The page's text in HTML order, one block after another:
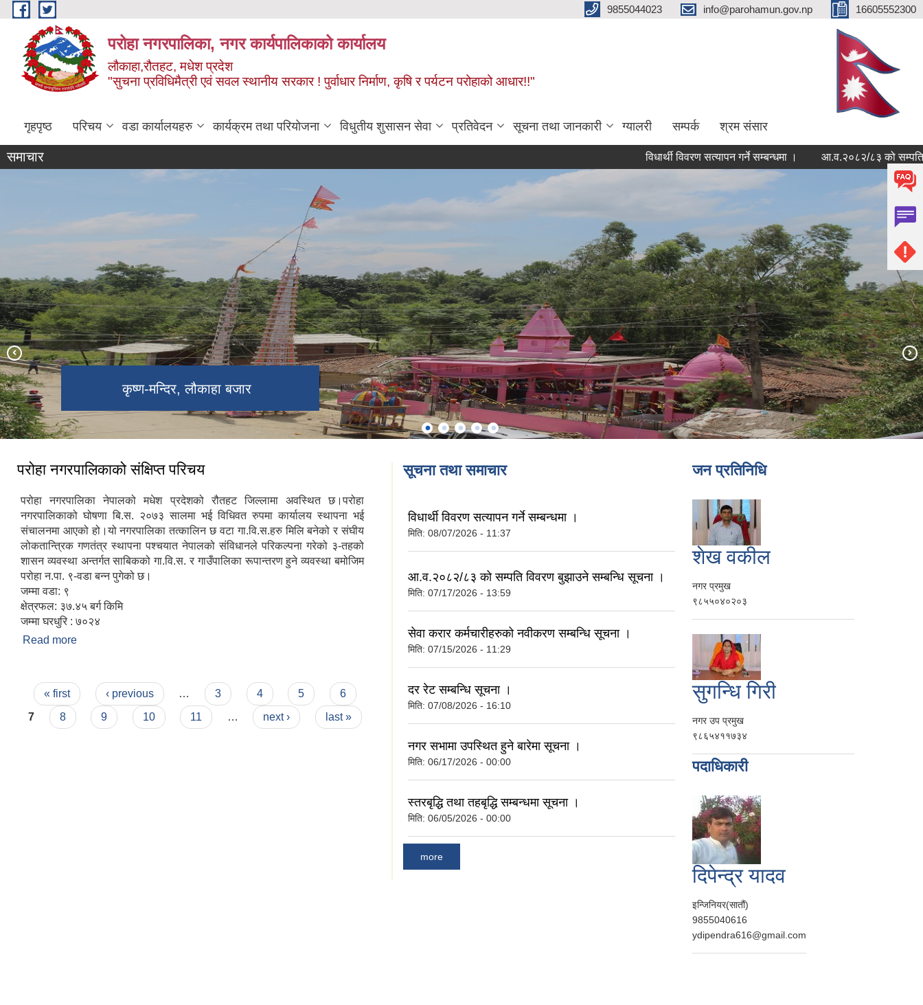
Skip to main content 9855044023 info@parohamun.gov.np 16605552300
परोहा नगरपालिका, नगर कार्यपालिकाको कार्यालय
लौकाहा,रौतहट, मधेश प्रदेश
"सुचना प्रविधिमैत्री एवं सवल स्थानीय सरकार ! पुर्वाधार निर्माण, कृषि र पर्यटन परोहाको आधार!!"
गृहपृष्ठ परिचय वडा कार्यालयहरु कार्यक्रम तथा परियोजना विधुतीय शुसासन सेवा प्रतिवेदन सूचना तथा जानकारी ग्यालरी सम्पर्क श्रम संसार
समाचार विधार्थी विवरण सत्यापन गर्ने सम्बन्धमा । आ.व.२०८२/८३ को सम्पति विवरण
कृष्ण-मन्दिर, लौकाहा बजार
लौकाहा -मेला ,लौकाहा बजार
परोहा न.पा. वार्ड नं. -२ मा अवस्थित जामे
मस्जिद
राम मन्दिर,रामपुर-खाप
शिव-पार्वति मन्दिर, खाप
परोहा नगरपालिकाको संक्षिप्त परिचय
परोहा नगरपालिका नेपालको मधेश प्रदेशको रौतहट जिल्लामा अवस्थित छ।परोहा
नगरपालिकाको घोषणा बि.स. २०७३ सालमा भई विधिवत रुपमा कार्यालय स्थापना भई
संचालनमा आएको हो।यो नगरपालिका तत्कालिन छ वटा गा.वि.स.हरु मिलि बनेको र संघीय
लोकतान्त्रिक गणतंत्र स्थापना पश्चयात नेपालको संविधानले परिकल्पना गरेको ३-तहको
शासन व्यवस्था अन्तर्गत साबिकको गा.वि.स. र गाउँपालिका रूपान्तरण हुने व्यवस्था बमोजिम
परोहा न.पा. ९-वडा बन्न पुगेको छ।
जम्मा वडा: ९
क्षेत्रफल: ३७.४५ बर्ग किमि
जम्मा घरधुरि : ७०२४
Read more
Pages
« first ‹ previous … 3 4 5
6
7
8 9 10 11 … next › last »
सूचना तथा समाचार
विधार्थी विवरण सत्यापन गर्ने सम्बन्धमा ।
मिति: 08/07/2026 - 11:37
आ.व.२०८२/८३ को सम्पति विवरण बुझाउने सम्बन्धि सूचना ।
मिति: 07/17/2026 - 13:59
सेवा करार कर्मचारीहरुको नवीकरण सम्बन्धि सूचना ।
मिति: 07/15/2026 - 11:29
दर रेट सम्बन्धि सूचना ।
मिति: 07/08/2026 - 16:10
नगर सभामा उपस्थित हुने बारेमा सूचना ।
मिति: 06/17/2026 - 00:00
स्तरबृद्धि तथा तहबृद्धि सम्बन्धमा सूचना ।
मिति: 06/05/2026 - 00:00
more
जन प्रतिनिधि
शेख वकील
नगर प्रमुख
९८५५०४०२०३
सुगन्धि गिरी
नगर उप प्रमुख
९८६५४११७३४
पदाधिकारी
दिपेन्द्र यादव
इन्जिनियर(सातौं)
9855040616
ydipendra616@gmail.com